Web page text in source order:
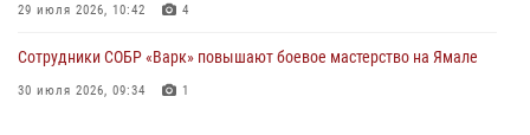
29 июля 2026, 10:42 4
Сотрудники СОБР «Варк» повышают боевое мастерство на Ямале
30 июля 2026, 09:34 1